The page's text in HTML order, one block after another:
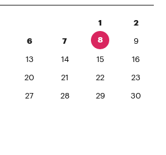
1 2
6 7 8 9
13 14 15 16
20 21 22 23
27 28 29 30